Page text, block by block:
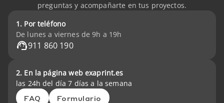
preguntas y acompañarte en tus proyectos.
1. Por teléfono
De lunes a viernes de 9h a 19h
911 860 190
2. En la página web exaprint.es
las 24h del día 7 días a la semana
FAQ Formulario